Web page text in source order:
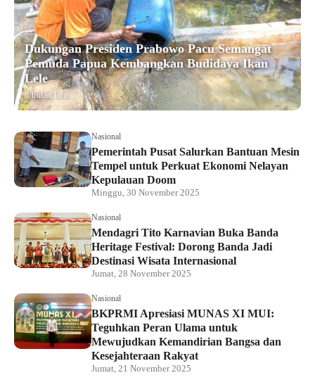
Dukungan Presiden Prabowo Pacu Semangat
Pemuda Papua Kembangkan Budidaya Ikan
Lele
8 bulan lalu
Nasional
Pemerintah Pusat Salurkan Bantuan Mesin
Tempel untuk Perkuat Ekonomi Nelayan
Kepulauan Doom
Minggu, 30 November 2025
Nasional
Mendagri Tito Karnavian Buka Banda
Heritage Festival: Dorong Banda Jadi
Destinasi Wisata Internasional
Jumat, 28 November 2025
Nasional
BKPRMI Apresiasi MUNAS XI MUI:
Teguhkan Peran Ulama untuk
Mewujudkan Kemandirian Bangsa dan
Kesejahteraan Rakyat
Jumat, 21 November 2025